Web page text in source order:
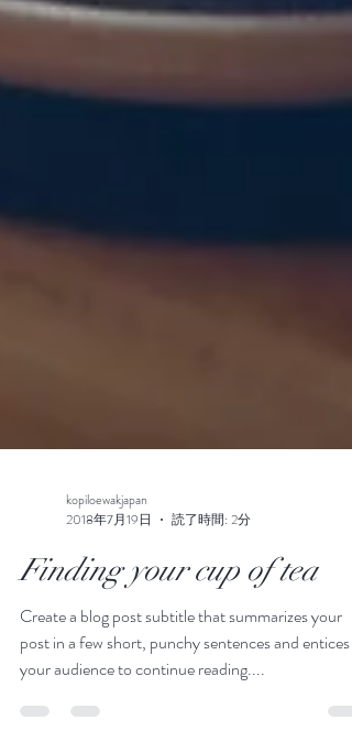
kopiloewakjapan
2018年7月19日
読了時間: 2分
Finding your cup of tea
Create a blog post subtitle that summarizes your
post in a few short, punchy sentences and entices